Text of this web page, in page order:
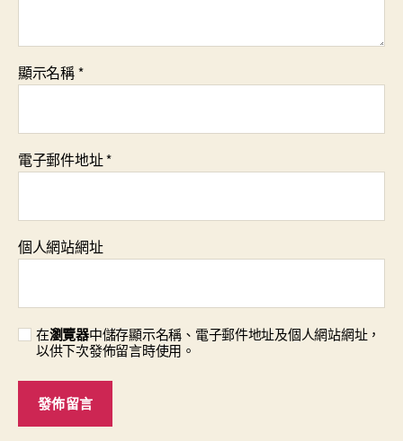
顯示名稱*
電子郵件地址*
個人網站網址
在瀏覽器中儲存顯示名稱、電子郵件地址及個人網站網址，
以供下次發佈留言時使用。